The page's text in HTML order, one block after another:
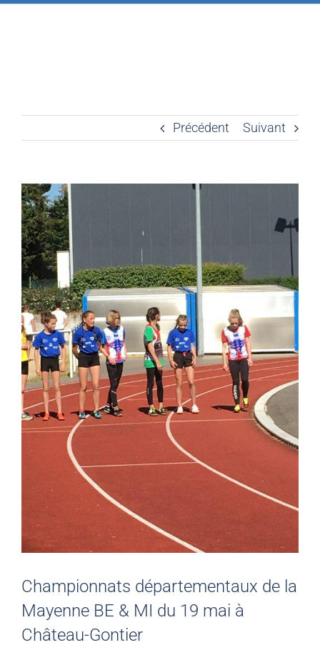
Précédent Suivant
Championnats départementaux de la
Mayenne BE & MI du 19 mai à
Château-Gontier